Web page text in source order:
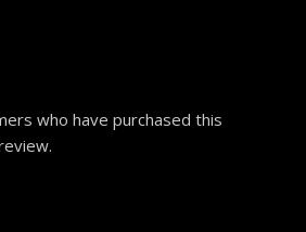
who have purchased this